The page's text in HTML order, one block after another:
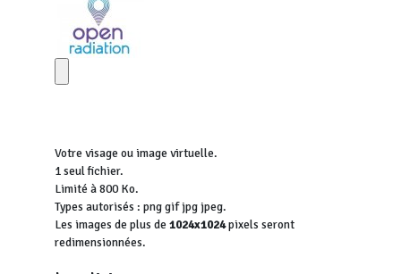
Votre visage ou image virtuelle.
1 seul fichier.
Limité à 800 Ko.
Types autorisés : png gif jpg jpeg.
Les images de plus de 1024x1024pixels seront
redimensionnées.